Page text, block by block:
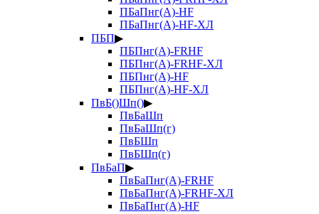
ПБаПнг(А)-HF
ПБаПнг(А)-HF-ХЛ
ПБП▶
ПБПнг(А)-FRHF
ПБПнг(А)-FRHF-ХЛ
ПБПнг(А)-HF
ПБПнг(А)-HF-ХЛ
ПвБ()Шп()▶
ПвБаШп
ПвБаШп(г)
ПвБШп
ПвБШп(г)
ПвБаП▶
ПвБаПнг(А)-FRHF
ПвБаПнг(А)-FRHF-ХЛ
ПвБаПнг(А)-HF